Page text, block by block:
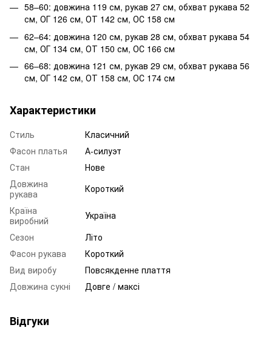
58–60: довжина 119 см, рукав 27 см, обхват рукава 52
см, ОГ 126 см, ОТ 142 см, ОС 158 см
62–64: довжина 120 см, рукав 28 см, обхват рукава 54
см, ОГ 134 см, ОТ 150 см, ОС 166 см
66–68: довжина 121 см, рукав 29 см, обхват рукава 56
см, ОГ 142 см, ОТ 158 см, ОС 174 см
Характеристики
Стиль
Класичний
Фасон платья
А-силуэт
Стан
Нове
Довжина
рукава
Короткий
Країна
виробний
Україна
Сезон
Літо
Фасон рукава
Короткий
Вид виробу
Повсякденне плаття
Довжина сукні
Довге / максі
Відгуки